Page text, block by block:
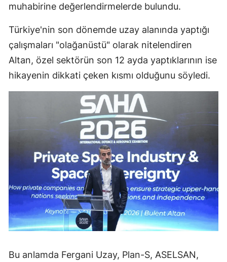
muhabirine değerlendirmelerde bulundu.
Türkiye'nin son dönemde uzay alanında yaptığı
çalışmaları "olağanüstü" olarak nitelendiren
Altan, özel sektörün son 12 ayda yaptıklarının ise
hikayenin dikkati çeken kısmı olduğunu söyledi.
Bu anlamda Fergani Uzay, Plan-S, ASELSAN,